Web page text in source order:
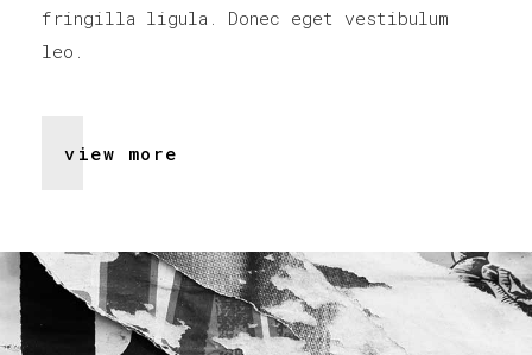
fringilla ligula. Donec eget vestibulum
leo.
view more